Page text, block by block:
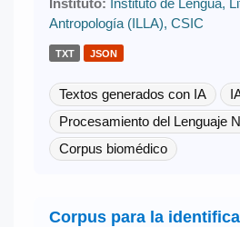
Antropología (ILLA), CSIC
TXT JSON
Textos generados con IA
Procesamiento del Lenguaje
Corpus biomédico
Corpus para la